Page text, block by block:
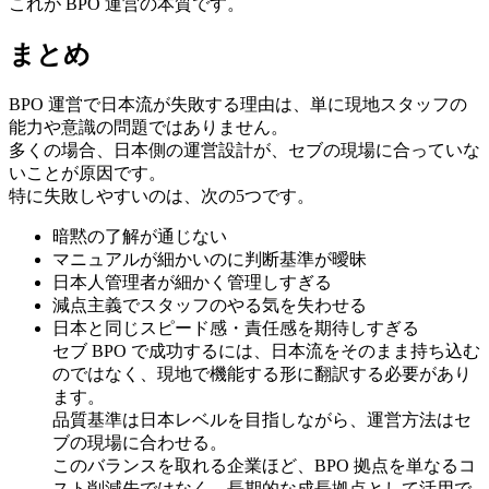
まとめ
BPO 運営で日本流が失敗する理由は、単に現地スタッフの
能力や意識の問題ではありません。
多くの場合、日本側の運営設計が、セブの現場に合っていな
いことが原因です。
特に失敗しやすいのは、次の5つです。
暗黙の了解が通じない
マニュアルが細かいのに判断基準が曖昧
日本人管理者が細かく管理しすぎる
減点主義でスタッフのやる気を失わせる
日本と同じスピード感・責任感を期待しすぎる
セブ BPO で成功するには、日本流をそのまま持ち込む
のではなく、現地で機能する形に翻訳する必要があり
ます。
品質基準は日本レベルを目指しながら、運営方法はセ
ブの現場に合わせる。
このバランスを取れる企業ほど、BPO 拠点を単なるコ